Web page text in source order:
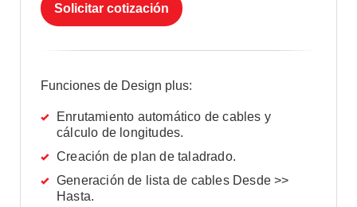
Solicitar cotización
Funciones de Design plus:
Enrutamiento automático de cables y
cálculo de longitudes.
Creación de plan de taladrado.
Generación de lista de cables Desde >>
Hasta.